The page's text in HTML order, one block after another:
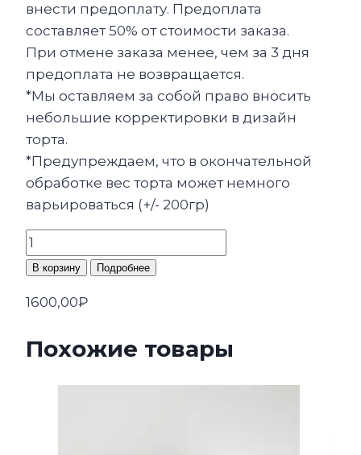
внести предоплату. Предоплата
составляет 50% от стоимости заказа.
При отмене заказа менее, чем за 3 дня
предоплата не возвращается.
*Мы оставляем за собой право вносить
небольшие корректировки в дизайн
торта.
*Предупреждаем, что в окончательной
обработке вес торта может немного
варьироваться (+/- 200гр)
Количество
товара
торт
—
В корзину Подробнее
1600,00₽
Похожие товары